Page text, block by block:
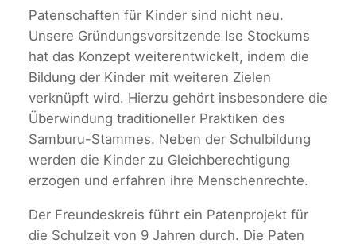
Patenschaften für Kinder sind nicht neu.
Unsere Gründungsvorsitzende Ise Stockums
hat das Konzept weiterentwickelt, indem die
Bildung der Kinder mit weiteren Zielen
verknüpft wird. Hierzu gehört insbesondere die
Überwindung traditioneller Praktiken des
Samburu-Stammes. Neben der Schulbildung
werden die Kinder zu Gleichberechtigung
erzogen und erfahren ihre Menschenrechte.
Der Freundeskreis führt ein Patenprojekt für
die Schulzeit von 9 Jahren durch. Die Paten